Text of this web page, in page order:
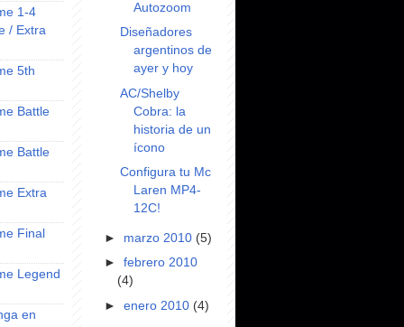
1-4
/ Extra
5th
Battle
Battle
Extra
Final
Legend
en
Autozoom
Diseñadores
argentinos de
ayer y hoy
AC/Shelby
Cobra: la
historia de un
ícono
Configura tu Mc
Laren MP4-
12C!
► marzo 2010 (5)
►febrero 2010
(4)
►enero 2010 (4)